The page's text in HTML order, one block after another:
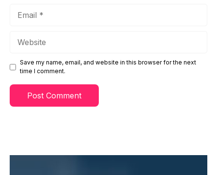
Save my name, email, and website in this browser for the next
time I comment.